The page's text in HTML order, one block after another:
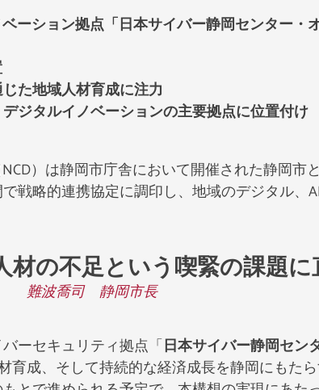
ーション拠点「日本サイバー静岡センター・
た地域人材育成に注力
ジタルイノベーションの主要拠点に位置付け
）は静岡市庁舎において開催された静岡市
戦略的連携協定に調印し、地域のデジタル、
の不足という喫緊の課題に
難波喬司 静岡市長
ーセキュリティ拠点「日本サイバー静岡セン
育成、そして持続的な経済成長を静岡にもた